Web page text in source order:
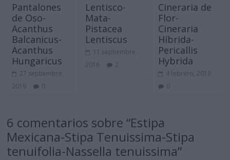
Pantalones
de Oso-
Acanthus
Balcanicus-
Acanthus
Hungaricus
27 septiembre,
2019
0
Lentisco-
Mata-
Pistacea
Lentiscus
11 septiembre,
2016
2
Cineraria de
Flor-
Cineraria
Híbrida-
Pericallis
Hybrida
4 febrero, 2019
0
6 comentarios sobre “Estipa
Mexicana-Stipa Tenuissima-Stipa
tenuifolia-Nassella tenuissima”